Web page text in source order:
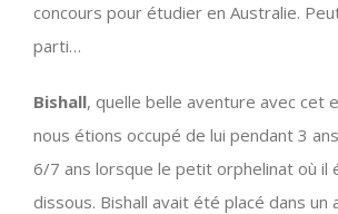
concours pour étudier en Australie.
parti…
Bishall, quelle belle aventure avec cet
nous étions occupé de lui pendant 3
6/7 ans lorsque le petit orphelinat où il
dissous. Bishall avait été placé dans